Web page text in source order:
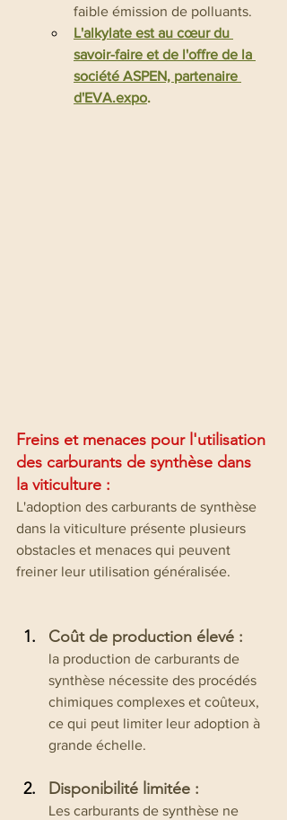
faible émission de polluants.
L'alkylate est au cœur du
savoir-faire et de l'offre de la
société ASPEN, partenaire
d'EVA.expo.
Freins et menaces pour l'utilisation
des carburants de synthèse dans
la viticulture :
L'adoption des carburants de synthèse
dans la viticulture présente plusieurs
obstacles et menaces qui peuvent
freiner leur utilisation généralisée.
Coût de production élevé :
la production de carburants de
synthèse nécessite des procédés
chimiques complexes et coûteux,
ce qui peut limiter leur adoption à
grande échelle.
Disponibilité limitée :
Les carburants de synthèse ne